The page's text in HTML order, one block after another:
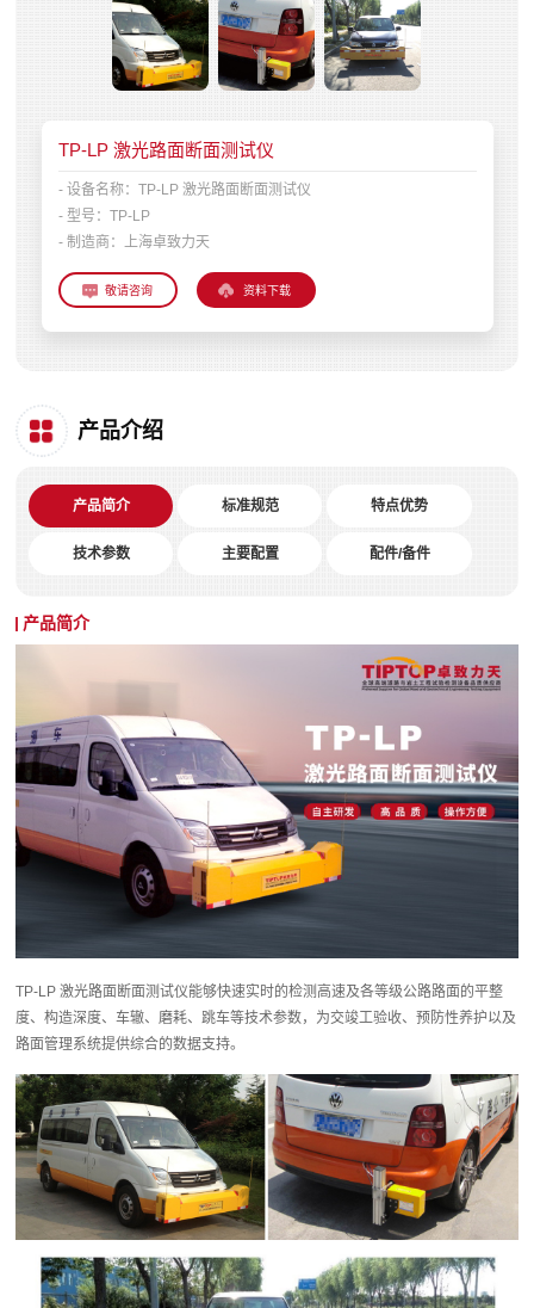
TP-LP 激光路面断面测试仪
- 设备名称： TP-LP 激光路面断面测试仪
- 型号： TP-LP
- 制造商：
上海卓致力天
资料下载
产品介绍
产品简介 标准规范 特点优势
技术参数 主要配置 配件/备件
产品简介
TP-LP 激光路面断面测试仪能够快速实时的检测高速及各等级公路路面的平整
度、构造深度、车辙、磨耗、跳车等技术参数，为交竣工验收、预防性养护以及
路面管理系统提供综合的数据支持。